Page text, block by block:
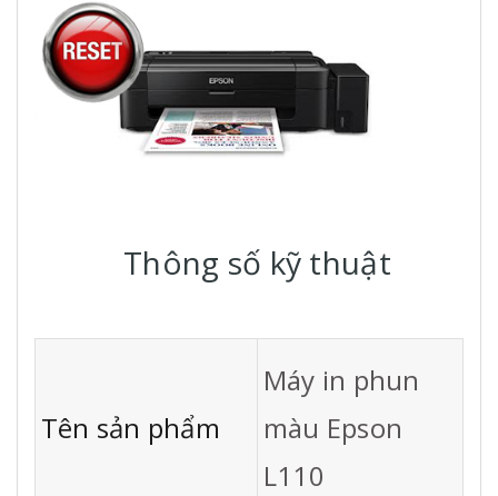
Thông số kỹ thuật
Tên sản phẩm
Máy in phun
màu Epson
L110